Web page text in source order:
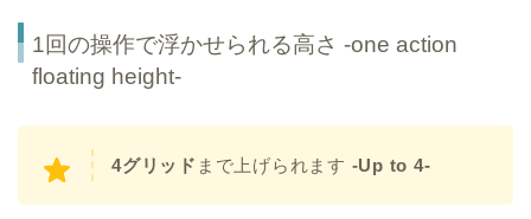
1回の操作で浮かせられる高さ -one action
floating height-
4グリッド まで上げられます -Up to 4-